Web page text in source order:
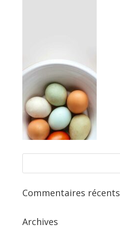
Commentaires récents
Archives